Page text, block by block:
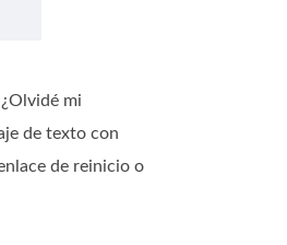
mi
de texto con
de reinicio o